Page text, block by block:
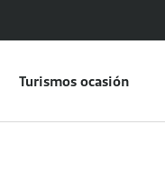
Turismos ocasión